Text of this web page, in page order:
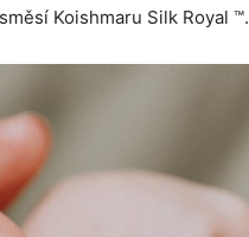
Koishmaru Silk Royal ™.